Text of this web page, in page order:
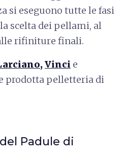
si eseguono tutte le fasi
scelta dei pellami, al
rifiniture finali.
,Vinci e
prodotta pelletteria di
Padule di